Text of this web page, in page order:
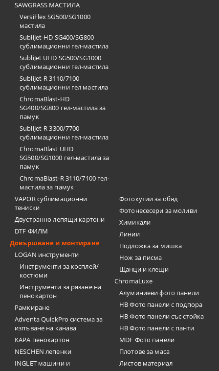
SAWGRASS МАСТИЛА
VersiFlex SG500/SG1000
мастила
SubliJet-HD SG400/SG800
сублимационни гел-мастила
SubliJet UHD SG500/SG1000
сублимационни гел-мастила
SubliJet-R 3110/7100
сублимационни гел мастила
ChromaBlast-HD
SG400/SG800 гел-мастила за
памук
SubliJet-R 3300/7700
сублимационни гел-мастила
ChromaBlast UHD
SG500/SG1000 гел-мастила за
памук
ChromaBlast-R 3110/7100 гел-
мастила за памук
VAPOR сублимационни
тениски
Двустранно лепящи картони
DTF ФИЛМ
Довършване и монтиране
LOGAN инструменти
Инструменти за косплей/
костюми
Инструменти за рязане на
пенокартон
Рамкиране
Adventa QuickPro система за
изпъване на канава
KAPA пенокартон
NESCHEN лепенки
INGLET машини и
Фотокутии за обяд
Фотонесесери за моливи
Химикали
Линии
Подложка за мишка
Нож за писма
Щанци и клещи
ChromaLuxe
Алуминиеви фото панели
HB Фото панели с подпора
HB Фото панели със стойка
HB Фото панели с панти
MDF Фото панели
Плотове за маса
Листов материал